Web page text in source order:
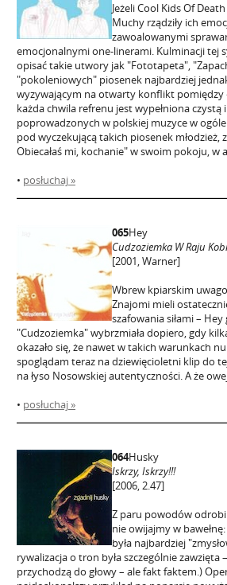
Jeżeli Cool Kids Of
Muchy rządziły ich
zawoalowanymi
emocjonalnymi one-linerami. Kulminacji tej
opisać takie utwory jak "Fototapeta",
"pokoleniowych" piosenek najbardziej
wyzywającym na otwarty konflikt
każda chwila refrenu jest wypełniona
poprowadzonych w polskiej muzyce w
pod wyczekującą takich piosenek
Obiecałaś mi, kochanie" w swoim pokoju, w
• posłuchaj »
065Hey
Cudzoziemka W Raju
[2001, Warner]
Wbrew kpiarskim
Znajomi mieli
szafowania siłami – Hey
"Cudzoziemka" wybrzmiała dopiero, gdy
okazało się, że nawet w takich warunkach
spoglądam teraz na dziewięcioletni klip do
na łyso Nosowskiej autentyczności. A że
• posłuchaj »
064Husky
Iskrzy, Iskrzy!!!
[2006, 2.47]
Z paru powodów
nie owijajmy w
była najbardziej
rywalizacja o tron była szczególnie
przychodzą do głowy – ale fakt faktem.)